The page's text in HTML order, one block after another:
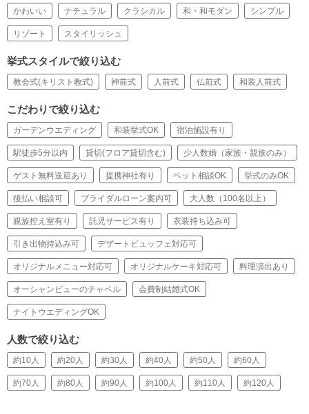
かわいい ナチュラル クラシカル 和・和モダン シンプル
リゾート スタイリッシュ
挙式スタイルで絞り込む
教会式(キリスト教式) 神前式 人前式 仏前式 和装人前式
こだわりで絞り込む
ガーデンウエディング 和装挙式OK 宿泊施設有り
駅徒歩5分以内 貸切(フロア貸切含む) 少人数婚（家族・親族のみ）
ゲスト無料送迎あり 提携神社有り ペット相談OK 挙式のみOK
後払い相談可 ブライダルローン案内可 大人数（100名以上）
親族控え室有り 託児サービス有り 衣装持ち込み可
引き出物持込み可 デザートビュッフェ対応可
オリジナルメニュー対応可 オリジナルケーキ対応可 料理演出あり
オーシャンビューのチャペル 会費制結婚式OK
ナイトウエディングOK
人数で絞り込む
約10人 約20人 約30人 約40人 約50人 約60人
約70人 約80人 約90人 約100人 約110人 約120人